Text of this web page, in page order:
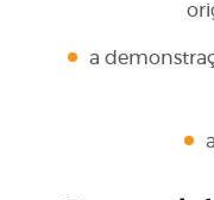
a